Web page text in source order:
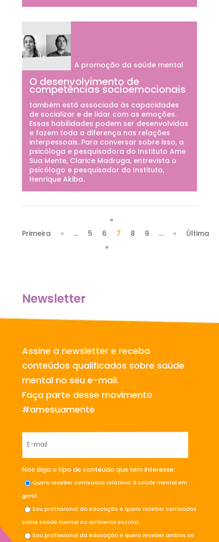
O desenvolvimento de
competências socioemocionais
A promoção da saúde mental
também está associada às capacidades
de socializar e de lidar com as emoções.
Essas habilidades podem ser desenvolvidas
e fazem toda a diferença nas relações
interpessoais. Para conversar sobre isso, a
psicóloga e pesquisadora do Instituto Ame
Sua Mente, Clarice Madruga, entrevista o
psicólogo e pesquisador do Instituto,
Henrique Akiba.
«
Primeira
« ... 5 6 7 8 9 ... »
Última
»
Newsletter
Assine a newsletter e receba
conteúdos qualificados sobre saúde
mental no seu e-mail.
Faça parte desse movimento
#amesuamente
Nos diga o tipo de conteúdo que tem interesse:
Quero receber conteúdos relativos à saúde mental em
geral.
Sou profissional da educação e quero receber conteúdos
sobre saúde mental no ambiente escolar.
Sou profissional da educação e quero receber ambos os